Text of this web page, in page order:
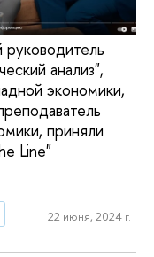
руководитель
анализ",
экономики,
приняли
Line"
22 июня, 2024 г.